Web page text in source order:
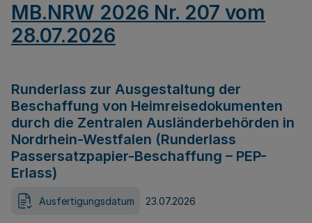
MB.NRW 2026 Nr. 207 vom
28.07.2026
Runderlass zur Ausgestaltung der
Beschaffung von Heimreisedokumenten
durch die Zentralen Ausländerbehörden in
Nordrhein-Westfalen (Runderlass
Passersatzpapier-Beschaffung – PEP-
Erlass)
Ausfertigungsdatum 23.07.2026